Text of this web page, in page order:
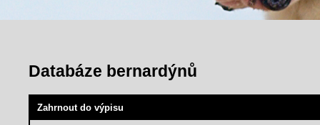
Databáze bernardýnů
Zahrnout do výpisu